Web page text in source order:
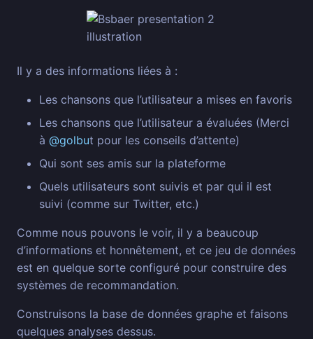
Il y a des informations liées à :
Les chansons que l’utilisateur a mises en favoris
Les chansons que l’utilisateur a évaluées (Merci
à @golbut pour les conseils d’attente)
Qui sont ses amis sur la plateforme
Quels utilisateurs sont suivis et par qui il est
suivi (comme sur Twitter, etc.)
Comme nous pouvons le voir, il y a beaucoup
d’informations et honnêtement, et ce jeu de données
est en quelque sorte configuré pour construire des
systèmes de recommandation.
Construisons la base de données graphe et faisons
quelques analyses dessus.